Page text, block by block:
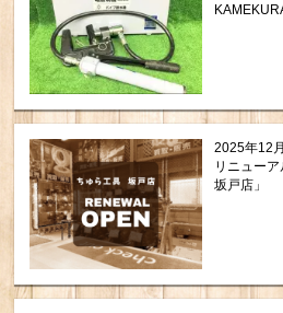
2025年12
リニュー
坂戸店」